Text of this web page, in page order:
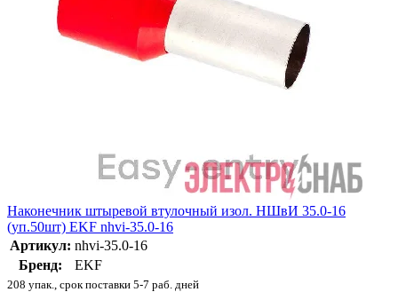
Наконечник штыревой втулочный изол. НШвИ 35.0-16
(уп.50шт) EKF nhvi-35.0-16
Артикул: nhvi-35.0-16
Бренд:
EKF
208 упак., срок поставки 5-7 раб. дней